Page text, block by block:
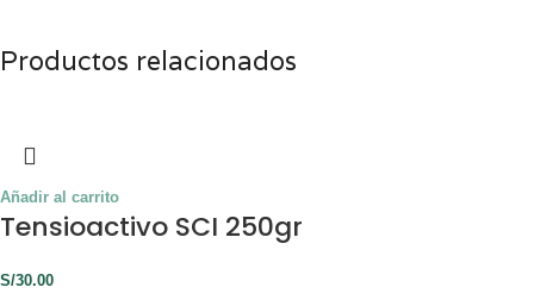
Productos relacionados
Añadir al carrito
Tensioactivo SCI 250gr
S/30.00